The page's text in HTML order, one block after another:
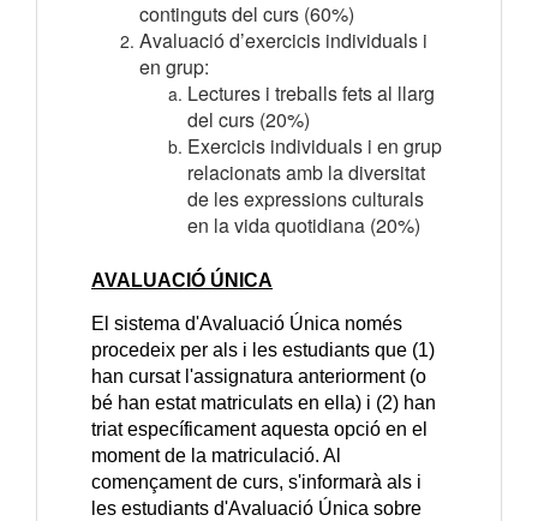
continguts del curs (60%)
Avaluació d’exercicis individuals i
en grup:
Lectures i treballs fets al llarg
del curs (20%)
Exercicis individuals i en grup
relacionats amb la diversitat
de les expressions culturals
en la vida quotidiana (20%)
AVALUACIÓ ÚNICA
El sistema d'Avaluació Única només
procedeix per als i les estudiants que (1)
han cursat l'assignatura anteriorment (o
bé han estat matriculats en ella) i (2) han
triat específicament aquesta opció en el
moment de la matriculació. Al
començament de curs, s'informarà als i
les estudiants d'Avaluació Única sobre